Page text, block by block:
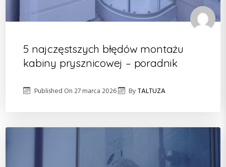
5 najczęstszych błędów montażu
kabiny prysznicowej – poradnik
Published On27 marca 2026 ByTALTUZA